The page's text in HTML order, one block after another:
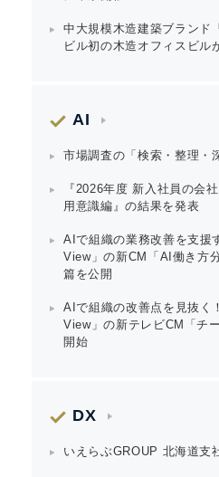
中大規模木造建築ブランド
ビル初の木造オフィスビル
AI
市場調査の「検索・整理・
『2026年度 新入社員の会
用意識編』の結果を発表
AIで組織の業務改善を支
View」の新CM「AI働き方
篇を公開
AIで組織の改善点を見抜く
View」の新テレビCM「チ
開始
DX
いえらぶGROUP 北海道支